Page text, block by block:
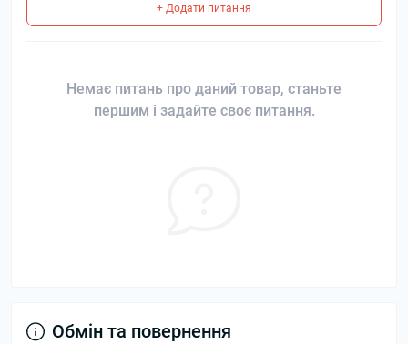
+ Додати питання
Немає питань про даний товар, станьте
першим і задайте своє питання.
Обмін та повернення